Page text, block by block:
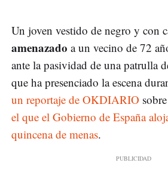
Un joven vestido de negro y con
amenazado a un vecino de 72
ante la pasividad de una patrulla
que ha presenciado la escena
un reportaje de OKDIARIO sobre
el que el Gobierno de España
quincena de menas.